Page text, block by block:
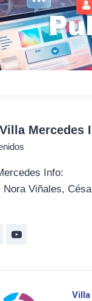
Mercedes
Info:
Nora Viñales,